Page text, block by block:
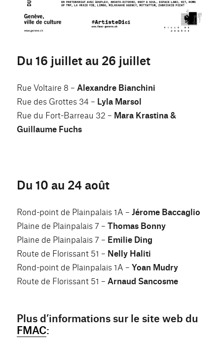
Du 16 juillet au 26 juillet
Rue Voltaire 8 – Alexandre Bianchini
Rue des Grottes 34 – Lyla Marsol
Rue du Fort-Barreau 32 – Mara Krastina &
Guillaume Fuchs
Du 10 au 24 août
Rond-point de Plainpalais 1A –Jérome Baccaglio
Plaine de Plainpalais 7 –Thomas Bonny
Plaine de Plainpalais 7 – Emilie Ding
Route de Florissant 51 – Nelly Haliti
Rond-point de Plainpalais 1A –Yoan Mudry
Route de Florissant 51 – Arnaud Sancosme
Plus d’informations sur le site web du
FMAC: